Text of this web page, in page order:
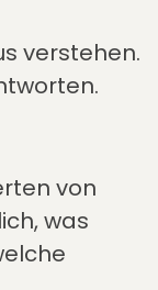
verstehen.
von
was